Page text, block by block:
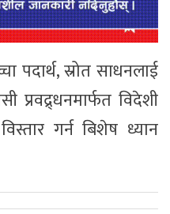
पदार्थ, स्रोत साधनलाई
प्रवद्र्धनमार्फत विदेशी
गर्न बिशेष ध्यान